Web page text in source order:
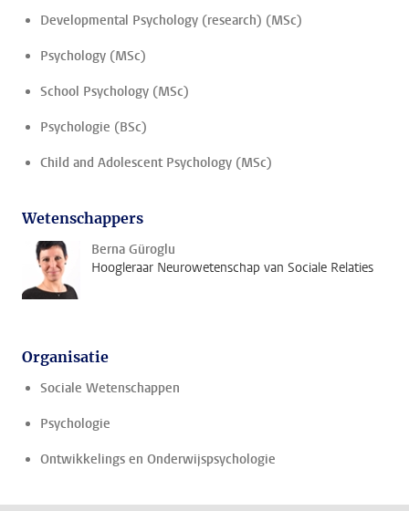
Developmental Psychology (research) (MSc)
Psychology (MSc)
School Psychology (MSc)
Psychologie (BSc)
Child and Adolescent Psychology (MSc)
Wetenschappers
Berna Güroglu
Hoogleraar Neurowetenschap van Sociale Relaties
Organisatie
Sociale Wetenschappen
Psychologie
Ontwikkelings en Onderwijspsychologie